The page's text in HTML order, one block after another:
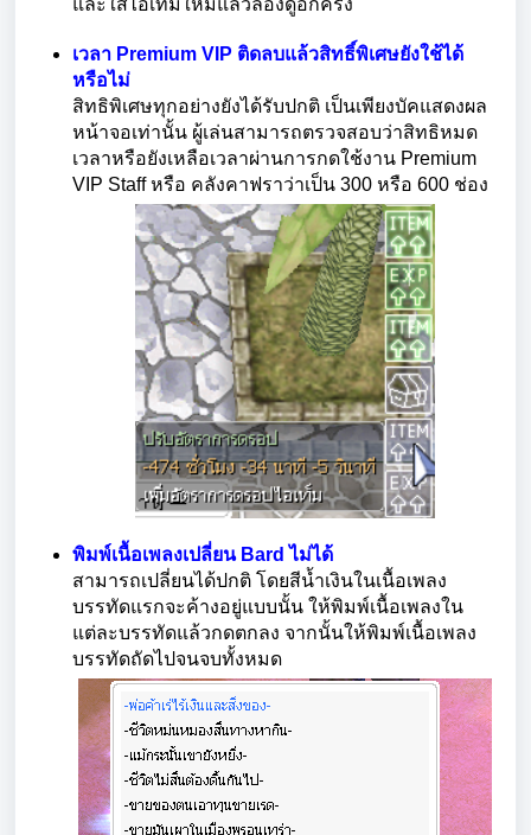
และใส่ไอเทมใหม่แล้วลองดูอีกครั้ง
เวลา Premium VIP ติดลบแล้วสิทธิ์พิเศษยังใช้ได้
หรือไม่
สิทธิพิเศษทุกอย่างยังได้รับปกติ เป็นเพียงบัคแสดงผล
หน้าจอเท่านั้น ผู้เล่นสามารถตรวจสอบว่าสิทธิหมด
เวลาหรือยังเหลือเวลาผ่านการกดใช้งาน Premium
VIP Staff หรือ คลังคาฟราว่าเป็น 300 หรือ 600 ช่อง
พิมพ์เนื้อเพลงเปลี่ยน Bard ไม่ได้
สามารถเปลี่ยนได้ปกติ โดยสีน้ำเงินในเนื้อเพลง
บรรทัดแรกจะค้างอยู่แบบนั้น ให้พิมพ์เนื้อเพลงใน
แต่ละบรรทัดแล้วกดตกลง จากนั้นให้พิมพ์เนื้อเพลง
บรรทัดถัดไปจนจบทั้งหมด